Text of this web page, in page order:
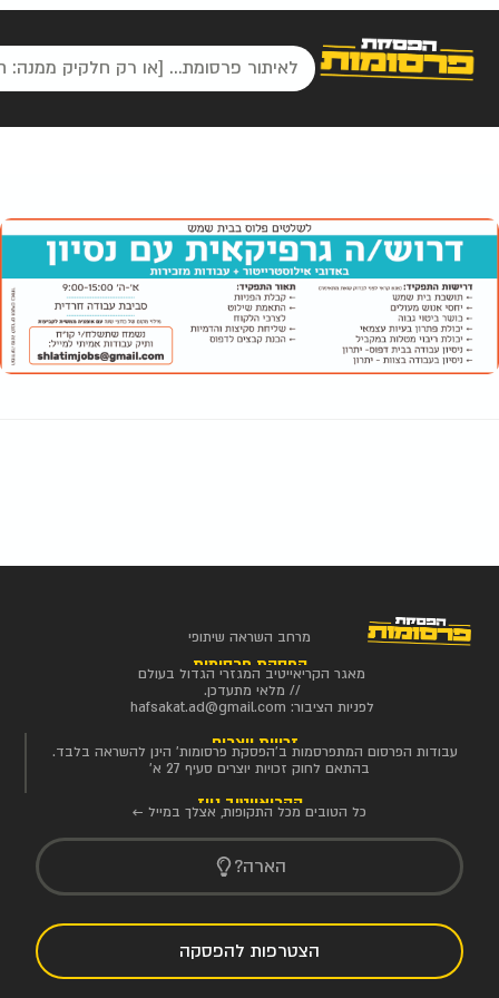
מרחב השראה שיתופי
הפסקת פרסומות
מאגר הקריאייטיב המגזרי הגדול בעולם
// מלאי מתעדכן.
לפניות הציבור: hafsakat.ad@gmail.com
זכויות יוצרים
עבודות הפרסום המתפרסמות ב'הפסקת פרסומות' הינן להשראה בלבד.
בהתאם לחוק זכויות יוצרים סעיף 27 א'
הקריאייטיב ניוז
כל הטובים מכל התקופות, אצלך במייל ←
הארה?
הצטרפות להפסקה